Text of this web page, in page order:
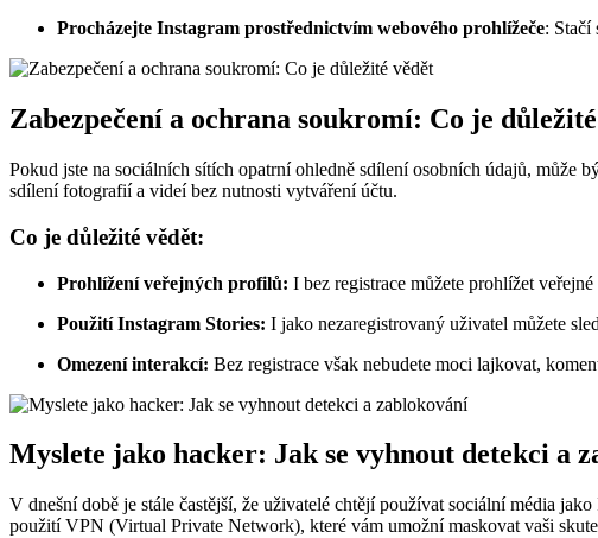
Procházejte Instagram prostřednictvím webového prohlížeče: Stačí
Zabezpečení a ochrana soukromí: Co je
Pokud jste na sociálních sítích opatrní ohledně sdílení osobních údajů,
sdílení fotografií a videí bez nutnosti vytváření účtu.
Co je důležité vědět:
Prohlížení veřejných profilů: I bez registrace můžete prohlížet
Použití Instagram Stories: I jako nezaregistrovaný uživatel můžete
Omezení interakcí: Bez registrace však nebudete moci lajkovat,
Myslete jako hacker: Jak se vyhnout detekci a
V dnešní době je stále častější, že uživatelé chtějí používat sociální média
použití VPN (Virtual Private Network), které vám umožní maskovat vaši